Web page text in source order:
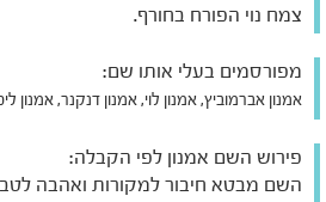
צמח נוי הפורח בחורף.
מפורסמים בעלי אותו שם:
אמנון אברמוביץ, אמנון לוי, אמנון דנקנר, אמנון
פירוש השם אמנון לפי הקבלה:
השם מבטא חיבור למקורות ואהבה